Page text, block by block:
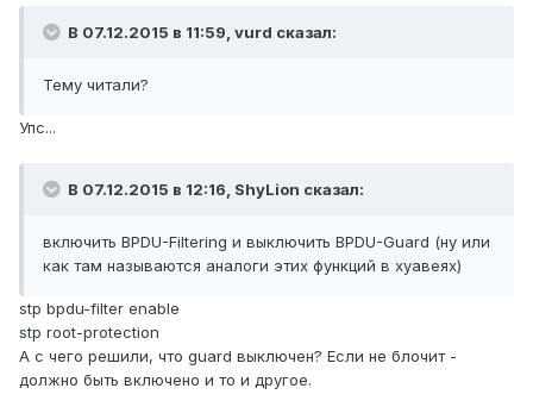
В 07.12.2015 в 11:59, vurd сказал:
Тему читали?
Упс...
В 07.12.2015 в 12:16, ShyLion сказал:
включить BPDU-Filtering и выключить BPDU-Guard (ну или
как там называются аналоги этих функций в хуавеях)
stp bpdu-filter enable
stp root-protection
А с чего решили, что guard выключен? Если не блочит -
должно быть включено и то и другое.